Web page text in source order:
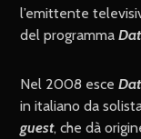
l’emittente
del programma
Nel 2008 esce
in italiano da
guest, che dà